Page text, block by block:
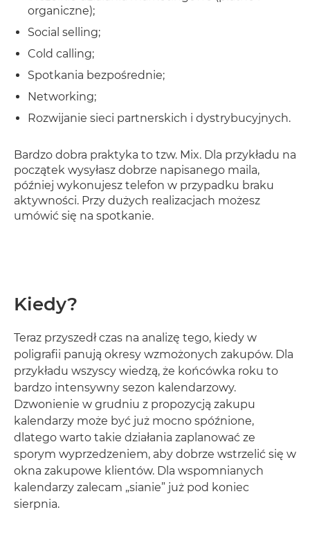
organiczne);
Social selling;
Cold calling;
Spotkania bezpośrednie;
Networking;
Rozwijanie sieci partnerskich i dystrybucyjnych.
Bardzo dobra praktyka to tzw. Mix. Dla przykładu na
początek wysyłasz dobrze napisanego maila,
później wykonujesz telefon w przypadku braku
aktywności. Przy dużych realizacjach możesz
umówić się na spotkanie.
Kiedy?
Teraz przyszedł czas na analizę tego, kiedy w
poligrafii panują okresy wzmożonych zakupów. Dla
przykładu wszyscy wiedzą, że końcówka roku to
bardzo intensywny sezon kalendarzowy.
Dzwonienie w grudniu z propozycją zakupu
kalendarzy może być już mocno spóźnione,
dlatego warto takie działania zaplanować ze
sporym wyprzedzeniem, aby dobrze wstrzelić się w
okna zakupowe klientów. Dla wspomnianych
kalendarzy zalecam „sianie” już pod koniec
sierpnia.